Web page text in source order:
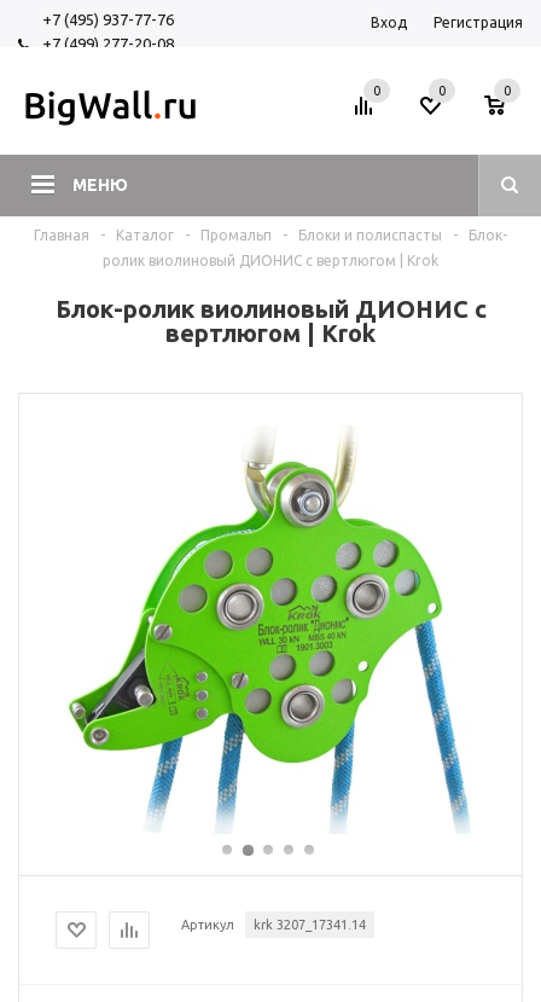
+7 (495) 937-77-76
+7 (499) 277-20-08
Вход Регистрация
МЕНЮ
0 0
0
Главная - Каталог - Промальп - Блоки и полиспасты -
Блок-
ролик виолиновый ДИОНИС с вертлюгом | Krok
Блок-ролик виолиновый ДИОНИС с
вертлюгом | Krok
Артикул krk 3207_17341.14